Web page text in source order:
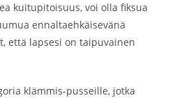
kuitupitoisuus, voi olla fiksua
ennaltaehkäisevänä
että lapsesi on taipuvainen
klämmis-pusseille, jotka